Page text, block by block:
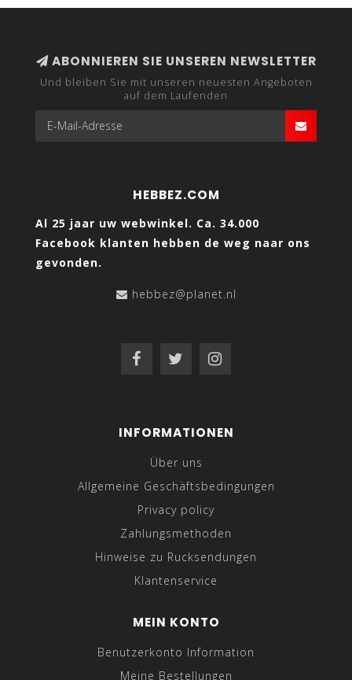
ABONNIEREN SIE UNSEREN NEWSLETTER
Und bleiben Sie mit unseren neuesten Angeboten
auf dem Laufenden
HEBBEZ.COM
Al 25 jaar uw webwinkel. Ca. 34.000
Facebook klanten hebben de weg naar ons
gevonden.
hebbez@planet.nl
INFORMATIONEN
Über uns
Allgemeine Geschäftsbedingungen
Privacy policy
Zahlungsmethoden
Hinweise zu Rucksendungen
Klantenservice
MEIN KONTO
Benutzerkonto Information
Meine Bestellungen